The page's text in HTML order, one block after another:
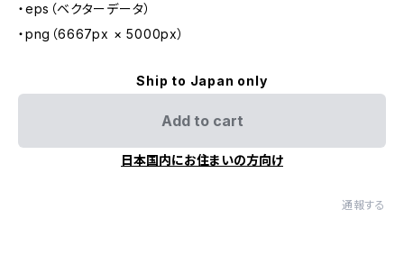
・eps（ベクターデータ）
・png（6667px × 5000px）
Ship to Japan only
Add to cart
日本国内にお住まいの方向け
通報する